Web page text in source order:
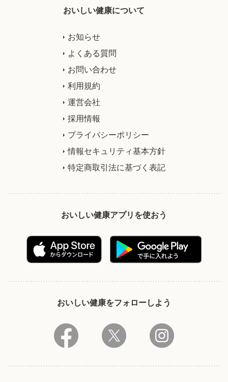
おいしい健康について
お知らせ
よくある質問
お問い合わせ
利用規約
運営会社
採用情報
プライバシーポリシー
情報セキュリティ基本方針
特定商取引法に基づく表記
おいしい健康アプリを使おう
おいしい健康をフォローしよう